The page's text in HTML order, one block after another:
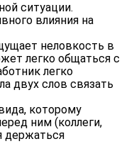
ситуации.
влияния на
неловкость в
легко общаться с
легко
двух слов связать
которому
ним (коллеги,
держаться